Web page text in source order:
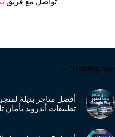
Trending now
تطبيقات أندرويد بأمان